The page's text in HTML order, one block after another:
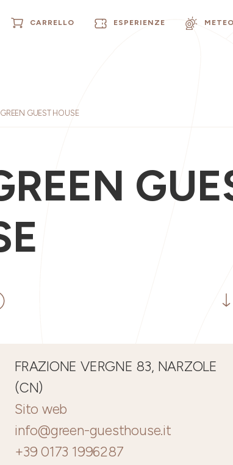
CARRELLO ESPERIENZE
GUEST HOUSE
FRAZIONE VERGNE 83, NARZOLE
(CN)
Sito web
info@green-guesthouse.it
+39 0173 1996287